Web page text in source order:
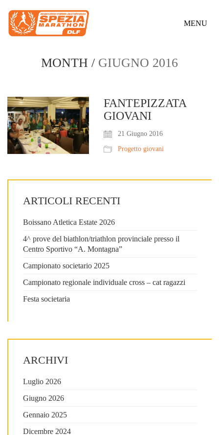
MENU
MONTH / GIUGNO 2016
FANTEPIZZATA
GIOVANI
21 Giugno 2016
Progetto giovani
ARTICOLI RECENTI
Boissano Atletica Estate 2026
4^ prove del biathlon/triathlon provinciale presso il
Centro Sportivo “A. Montagna”
Campionato societario 2025
Campionato regionale individuale cross – cat ragazzi
Festa societaria
ARCHIVI
Luglio 2026
Giugno 2026
Gennaio 2025
Dicembre 2024